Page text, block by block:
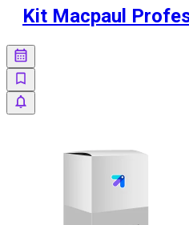
Kit Macpaul